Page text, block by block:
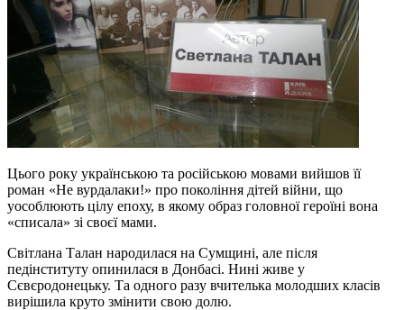
Цього року українською та російською мовами вийшов її
роман «Не вурдалаки!» про покоління дітей війни, що
уособлюють цілу епоху, в якому образ головної героїні вона
«списала» зі своєї мами.
Світлана Талан народилася на Сумщині, але після
педінституту опинилася в Донбасі. Нині живе у
Сєвєродонецьку. Та одного разу вчителька молодших класів
вирішила круто змінити свою долю.